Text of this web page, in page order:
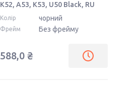
K52, A53, K53, U50 Black, RU
Колір чорний
Фрейм Без фрейму
588,0 ₴